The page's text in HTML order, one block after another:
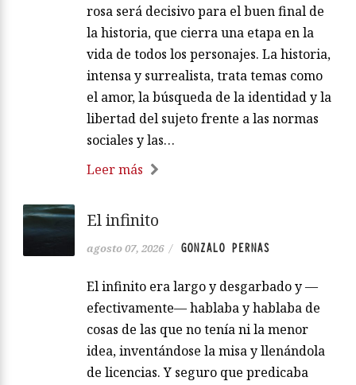
rosa será decisivo para el buen final de
la historia, que cierra una etapa en la
vida de todos los personajes. La historia,
intensa y surrealista, trata temas como
el amor, la búsqueda de la identidad y la
libertad del sujeto frente a las normas
sociales y las…
Leer más
El infinito
agosto 07, 2026 / GONZALO PERNAS
El infinito era largo y desgarbado y —
efectivamente— hablaba y hablaba de
cosas de las que no tenía ni la menor
idea, inventándose la misa y llenándola
de licencias. Y seguro que predicaba